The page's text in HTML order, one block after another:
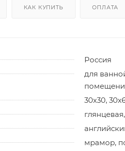
КАК КУПИТЬ ОПЛАТА
Россия
для
30x30,
мрамор,